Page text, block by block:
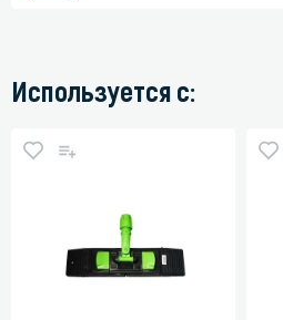
Используется с: